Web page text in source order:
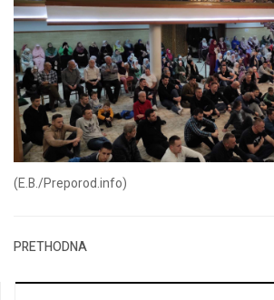
(E.B./Preporod.info)
PRETHODNA